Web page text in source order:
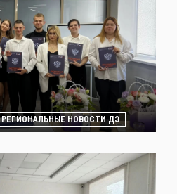
РЕГИОНАЛЬНЫЕ НОВОСТИ ДЭ